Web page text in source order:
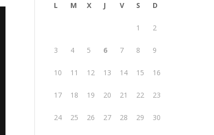
L M X J V S D
1 2
3 4 5 6 7 8 9
10 11 12 13 14 15 16
17 18 19 20 21 22 23
24 25 26 27 28 29 30